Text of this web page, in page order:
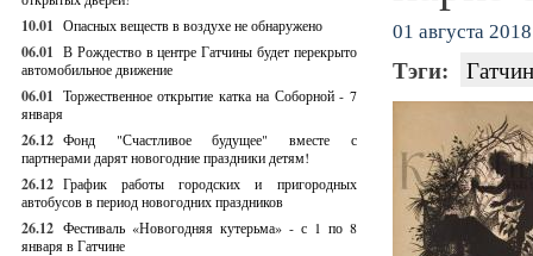
10.01 Опасных веществ в воздухе не обнаружено
06.01 В Рождество в центре Гатчины будет перекрыто
автомобильное движение
06.01 Торжественное открытие катка на Соборной - 7
января
26.12 Фонд "Счастливое будущее" вместе с
партнерами дарят новогодние праздники детям!
26.12 График работы городских и пригородных
автобусов в период новогодних праздников
26.12 Фестиваль «Новогодняя кутерьма» - с 1 по 8
января в Гатчине
01 августа 2018
Тэги: